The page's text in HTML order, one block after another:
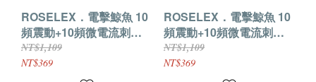
ROSELEX．電擊鯨魚 10
頻震動+10頻微電流刺激
APP智控萌潮酥麻穿戴跳
蛋【藍色】
NT$1,109
NT$369
ROSELEX．電擊鯨魚 10
頻震動+10頻微電流刺激
APP智控萌潮酥麻穿戴跳
蛋【粉色】
NT$1,109
NT$369